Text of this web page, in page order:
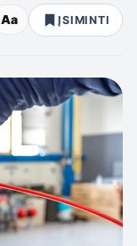
Aa ĮSIMINTI